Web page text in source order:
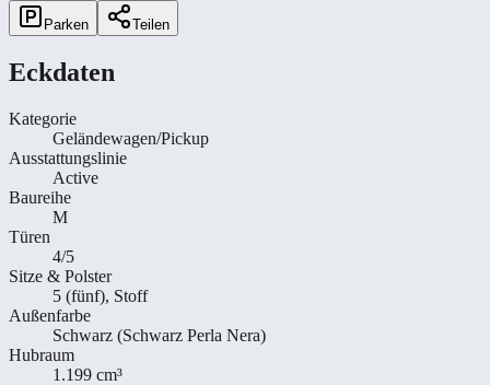
Parken Teilen
Eckdaten
Kategorie
Geländewagen/Pickup
Ausstattungslinie
Active
Baureihe
M
Türen
4/5
Sitze & Polster
5 (fünf), Stoff
Außenfarbe
Schwarz (Schwarz Perla Nera)
Hubraum
1.199 cm³